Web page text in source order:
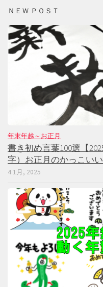
ＮＥＷ ＰＯＳＴ
年末年越～お正月
書き初め言葉100選【
字）お正月のかっこい
4 1月, 2025